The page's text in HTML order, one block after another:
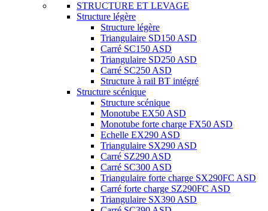
STRUCTURE ET LEVAGE
Structure légère
Structure légère
Triangulaire SD150 ASD
Carré SC150 ASD
Triangulaire SD250 ASD
Carré SC250 ASD
Structure à rail BT intégré
Structure scénique
Structure scénique
Monotube EX50 ASD
Monotube forte charge FX50 ASD
Echelle EX290 ASD
Triangulaire SX290 ASD
Carré SZ290 ASD
Carré SC300 ASD
Triangulaire forte charge SX290FC ASD
Carré forte charge SZ290FC ASD
Triangulaire SX390 ASD